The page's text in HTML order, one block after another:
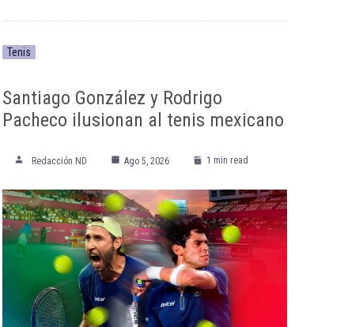
Tenis
Santiago González y Rodrigo
Pacheco ilusionan al tenis mexicano
Redacción ND Ago 5, 2026 1 min read